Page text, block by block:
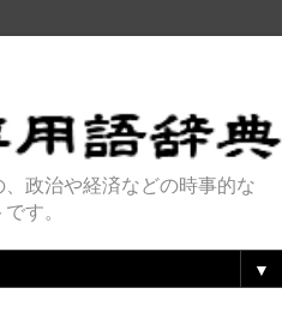
政治や経済などの時事的な
す。
▼